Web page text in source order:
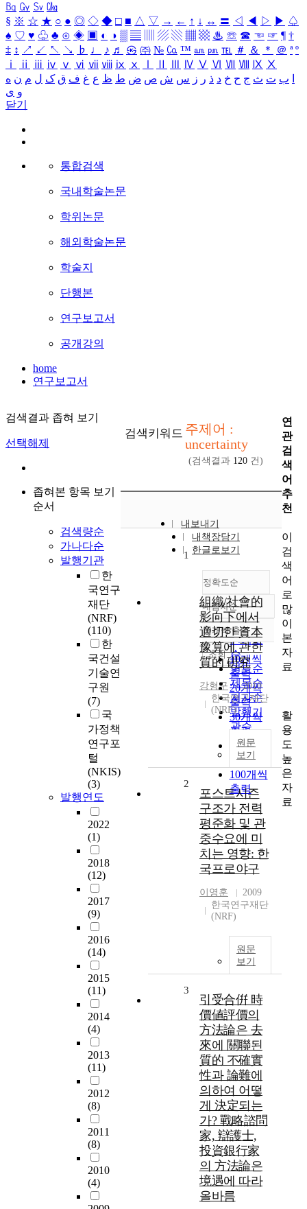
㏃ ㏉ ㏜ ㏆
§ ※ ☆ ★ ○ ● ◎ ◇ ◆ □ ■ △ ▽ → ← ↑ ↓ ↔ 〓 ◁ ◀ ▷ ▶ ♤
♠ ♡ ♥ ♧ ♣ ⊙ ◈ ▣ ◐ ◑ ▒ ▤ ▨ ▧ ▦ ▩ ♨ ☏ ☎ ☜ ☞ ¶ †
‡ ↕ ↗ ↙ ↖ ↘ ♭ ♩ ♪ ♬ ㉿ ㈜ № ㏇ ™ ㏂ ㏘ ℡ ＃ ＆ ＊ ＠ ª º
ⅰ
ⅱ ⅲ ⅳ ⅴ ⅵ ⅶ ⅷ ⅸ ⅹ Ⅳ Ⅴ Ⅵ Ⅶ Ⅷ Ⅸ Ⅹ
ب ت ث ج ح خ د ذ ر ز س ش ص ض ط ظ ع غ ف ق ک ل م ن ه
و ی
닫기
통합검색
국내학술논문
학위논문
해외학술논문
학술지
단행본
연구보고서
공개강의
home
연구보고서
검색결과 좁혀 보기
선택해제
좁혀본 항목 보기
순서
검색량순
가나다순
발행기관
한
국연구
재단
(NRF)
(110)
한
국건설
기술연
구원
(7)
국
가정책
연구포
털
(NKIS)
(3)
발행연도
2022
(1)
2018
(12)
2017
(9)
2016
(14)
2015
(11)
2014
(4)
2013
(11)
2012
(8)
2011
(8)
2010
(4)
검색키워드 주제어 :
uncertainty
(검색결과 120 건)
내보내기
내책장담기
한글로보기
정확도순
정확도
순
인기도
순
연도순
제목순
저자순
발행기
관순
내림차순
내림차순
10개씩 출력
10개씩
출력
20개씩
출력
30개씩
출력
50개씩
출력
100개씩
출력
조회
1
組織/社會的
影向下에서
適切한 資本
豫算에 관한
質的 硏究
강형구
2010
한국연구재단
(NRF)
원문
보기
2
포스트시즌
구조가 전력
평준화 및 관
중수요에 미
치는 영향: 한
국프로야구
이영훈
2009
한국연구재단
(NRF)
원문
보기
3
引受合倂 時
價値評價의
方法論은 去
來에 關聯된
質的 不確實
性과 論難에
의하여 어떻
게 決定되는
가? 戰略諮問
家, 辯護士,
投資銀行家
의 方法論은
境遇에 따라
올바름
연
관
검
색
어
추
천
이
검
색
어
로
많
이
본
자
료
활
용
도
높
은
자
료